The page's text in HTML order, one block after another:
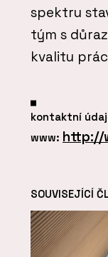
spektru
tým s
kvalitu
kontaktní
www: http://
SOUVISEJÍCÍ